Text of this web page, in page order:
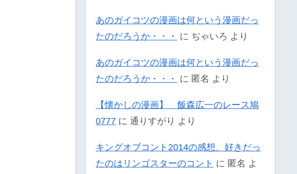
あのガイコツの漫画は何という漫画だっ
たのだろうか・・・
に ぢゃいろ より
あのガイコツの漫画は何という漫画だっ
たのだろうか・・・
に 匿名 より
【懐かしの漫画】 飯森広一のレース鳩
0777 に 通りすがり より
キングオブコント2014の感想、好きだっ
たのはリンゴスターのコント に 匿名 よ